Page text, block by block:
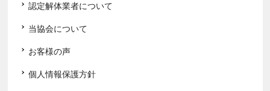
認定解体業者について
当協会について
お客様の声
個人情報保護方針